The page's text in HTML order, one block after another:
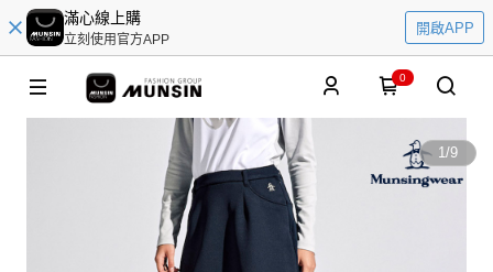
滿心線上購
立刻使用官方APP
開啟APP
0
1/9